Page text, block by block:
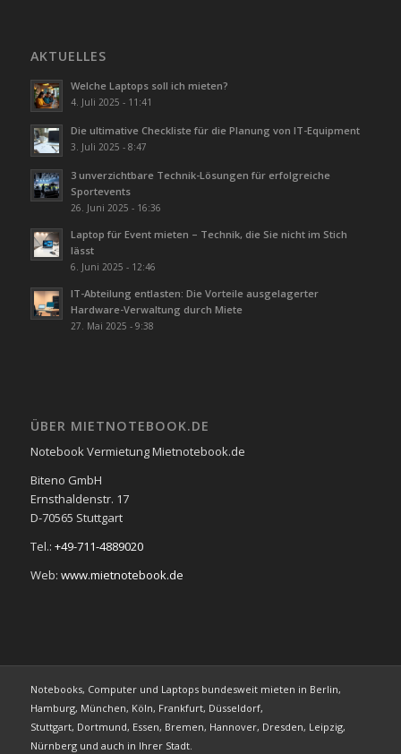
AKTUELLES
Welche Laptops soll ich mieten?
4. Juli 2025 - 11:41
Die ultimative Checkliste für die Planung von IT-Equipment
3. Juli 2025 - 8:47
3 unverzichtbare Technik-Lösungen für erfolgreiche
Sportevents
26. Juni 2025 - 16:36
Laptop für Event mieten – Technik, die Sie nicht im Stich
lässt
6. Juni 2025 - 12:46
IT-Abteilung entlasten: Die Vorteile ausgelagerter
Hardware-Verwaltung durch Miete
27. Mai 2025 - 9:38
ÜBER MIETNOTEBOOK.DE
Notebook Vermietung Mietnotebook.de
Biteno GmbH
Ernsthaldenstr. 17
D-70565 Stuttgart
Tel.: +49-711-4889020
Web: www.mietnotebook.de
Notebooks, Computer und Laptops bundesweit mieten in Berlin,
Hamburg, München, Köln, Frankfurt, Düsseldorf,
Stuttgart, Dortmund, Essen, Bremen, Hannover, Dresden, Leipzig,
Nürnberg und auch in Ihrer Stadt.